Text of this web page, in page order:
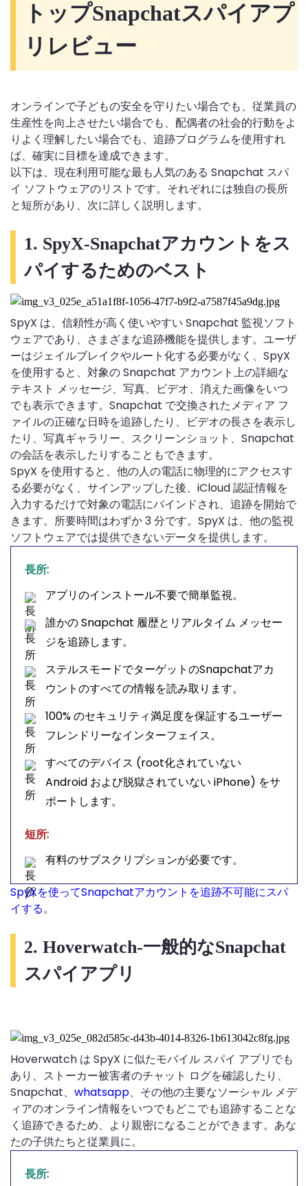
トップSnapchatスパイアプ
リレビュー
オンラインで子どもの安全を守りたい場合でも、従業員の
生産性を向上させたい場合でも、配偶者の社会的行動をよ
りよく理解したい場合でも、追跡プログラムを使用すれ
ば、確実に目標を達成できます。
以下は、現在利用可能な最も人気のある Snapchat スパ
イ ソフトウェアのリストです。それぞれには独自の長所
と短所があり、次に詳しく説明します。
1. SpyX-Snapchatアカウントをス
パイするためのベスト
SpyX は、信頼性が高く使いやすい Snapchat 監視ソフト
ウェアであり、さまざまな追跡機能を提供します。ユーザ
ーはジェイルブレイクやルート化する必要がなく、SpyX
を使用すると、対象の Snapchat アカウント上の詳細な
テキスト メッセージ、写真、ビデオ、消えた画像をいつ
でも表示できます。Snapchat で交換されたメディア フ
ァイルの正確な日時を追跡したり、ビデオの長さを表示し
たり、写真ギャラリー、スクリーンショット、Snapchat
の会話を表示したりすることもできます。
SpyX を使用すると、他の人の電話に物理的にアクセスす
る必要がなく、サインアップした後、iCloud 認証情報を
入力するだけで対象の電話にバインドされ、追跡を開始で
きます。所要時間はわずか 3 分です。SpyX は、他の監視
ソフトウェアでは提供できないデータを提供します。
長所:
アプリのインストール不要で簡単監視。
誰かの Snapchat 履歴とリアルタイム メッセー
ジを追跡します。
ステルスモードでターゲットのSnapchatアカ
ウントのすべての情報を読み取ります。
100% のセキュリティ満足度を保証するユーザー
フレンドリーなインターフェイス。
すべてのデバイス (root化されていない
Android および脱獄されていない iPhone) をサ
ポートします。
短所:
有料のサブスクリプションが必要です。
SpyXを使ってSnapchatアカウントを追跡不可能にスパ
イする。
2. Hoverwatch-一般的なSnapchat
スパイアプリ
Hoverwatch は SpyX に似たモバイル スパイ アプリでも
あり、ストーカー被害者のチャット ログを確認したり、
Snapchat、 whatsapp、その他の主要なソーシャル メデ
ィアのオンライン情報をいつでもどこでも追跡することな
く追跡できるため、より親密になることができます。あな
たの子供たちと従業員に。
長所: